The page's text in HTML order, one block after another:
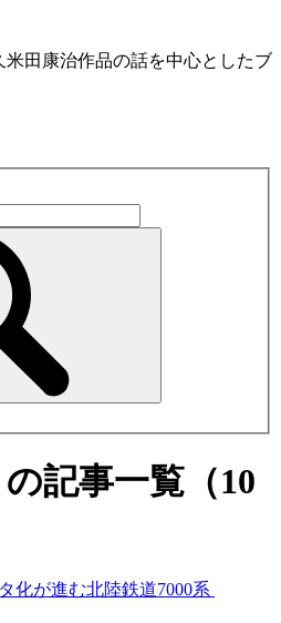
田康治作品の話を中心としたブ
の記事一覧（10
化が進む北陸鉄道7000系